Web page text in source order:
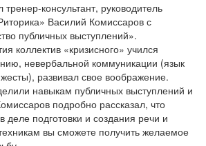
консультант, руководитель
Василий Комиссаров с
публичных выступлений».
коллектив «кризисного» учился
невербальной коммуникации (язык
развивал свое воображение.
навыкам публичных выступлений и
подробно рассказал, что
деле подготовки и создания речи и
вы сможете получить желаемое